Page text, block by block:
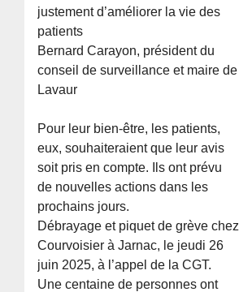
justement d’améliorer la vie des
patients
Bernard Carayon, président du
conseil de surveillance et maire de
Lavaur
Pour leur bien-être, les patients,
eux, souhaiteraient que leur avis
soit pris en compte. Ils ont prévu
de nouvelles actions dans les
prochains jours.
Débrayage et piquet de grève chez
Courvoisier à Jarnac, le jeudi 26
juin 2025, à l’appel de la CGT.
Une centaine de personnes ont